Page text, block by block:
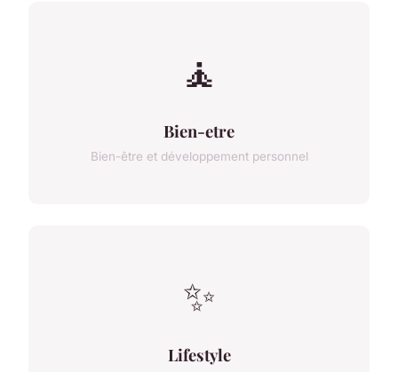
🧘
Bien-etre
Bien-être et développement personnel
✨
Lifestyle